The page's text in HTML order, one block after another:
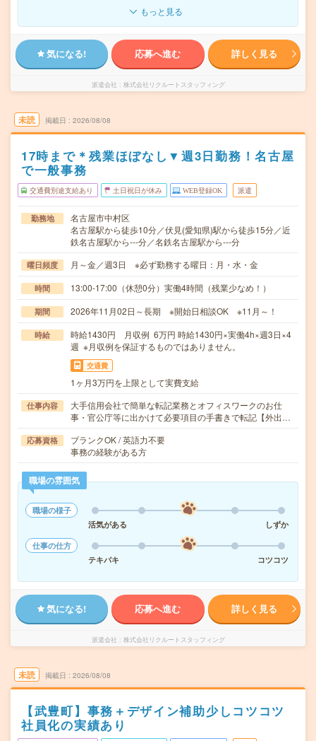
もっと見る
気になる! 応募へ進む 詳しく見る
派遣会社 株式会社リクルートスタッフィング
未読 掲載日 2026/08/08
17時まで＊残業ほぼなし▼週3日勤務！名古屋
で一般事務
交通費別途支給あり 土日祝日が休み WEB登録OK 派遣
勤務地
名古屋市中村区
名古屋駅から徒歩10分／伏見(愛知県)駅から徒歩15分／近
鉄名古屋駅から---分／名鉄名古屋駅から---分
曜日頻度 月～金／週3日 ※必ず勤務する曜日：月・水・金
時間 13:00-17:00（休憩0分）実働4時間（残業少なめ！）
期間 2026年11月02日～長期 ※開始日相談OK ※11月～！
時給
時給1430円 月収例 6万円 時給1430円×実働4h×週3日×4
週 ※月収例を保証するものではありません。
交通費
1ヶ月3万円を上限として実費支給
仕事内容
大手信用会社で簡単な転記業務とオフィスワークのお仕
事・官公庁等に出かけて必要項目の手書きで転記【外出…
応募資格
ブランクOK / 英語力不要
事務の経験がある方
職場の雰囲気
職場の様子
活気がある
しずか
仕事の仕方
テキパキ
コツコツ
気になる! 応募へ進む 詳しく見る
派遣会社 株式会社リクルートスタッフィング
未読 掲載日 2026/08/08
【武豊町】事務＋デザイン補助少しコツコツ
社員化の実績あり